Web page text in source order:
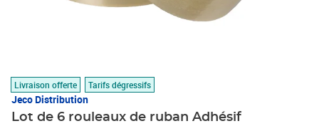
Livraison offerte Tarifs dégressifs
Jeco Distribution
Lot de 6 rouleaux de ruban Adhésif